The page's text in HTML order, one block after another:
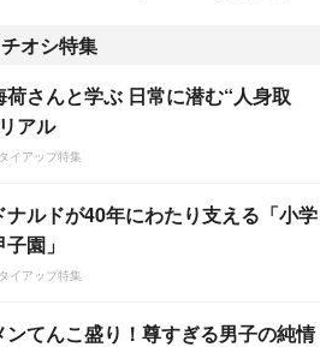
オシ特集
荷さんと学ぶ 日常に潜む“人身取
アル
イアップ特集
ナルドが40年にわたり支える「小学
園」
イアップ特集
ンてんこ盛り！尊すぎる男子の純情